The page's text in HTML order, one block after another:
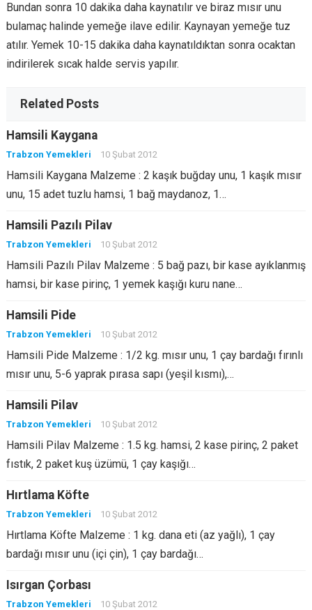
Bundan sonra 10 dakika daha kaynatılır ve biraz mısır unu
bulamaç halinde yemeğe ilave edilir. Kaynayan yemeğe tuz
atılır. Yemek 10-15 dakika daha kaynatıldıktan sonra ocaktan
indirilerek sıcak halde servis yapılır.
Related Posts
Hamsili Kaygana
Trabzon Yemekleri 10 Şubat 2012
Hamsili Kaygana Malzeme : 2 kaşık buğday unu, 1 kaşık mısır
unu, 15 adet tuzlu hamsi, 1 bağ maydanoz, 1…
Hamsili Pazılı Pilav
Trabzon Yemekleri 10 Şubat 2012
Hamsili Pazılı Pilav Malzeme : 5 bağ pazı, bir kase ayıklanmış
hamsi, bir kase pirinç, 1 yemek kaşığı kuru nane…
Hamsili Pide
Trabzon Yemekleri 10 Şubat 2012
Hamsili Pide Malzeme : 1/2 kg. mısır unu, 1 çay bardağı fırınlı
mısır unu, 5-6 yaprak pırasa sapı (yeşil kısmı),…
Hamsili Pilav
Trabzon Yemekleri 10 Şubat 2012
Hamsili Pilav Malzeme : 1.5 kg. hamsi, 2 kase pirinç, 2 paket
fıstık, 2 paket kuş üzümü, 1 çay kaşığı…
Hırtlama Köfte
Trabzon Yemekleri 10 Şubat 2012
Hırtlama Köfte Malzeme : 1 kg. dana eti (az yağlı), 1 çay
bardağı mısır unu (içi çin), 1 çay bardağı…
Isırgan Çorbası
Trabzon Yemekleri 10 Şubat 2012